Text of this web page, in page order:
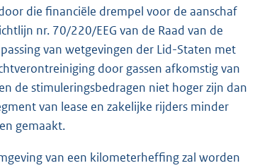
die financiële drempel voor de aanschaf
nr. 70/220/EEG van de Raad van de
van wetgevingen der Lid-Staten met
door gassen afkomstig van
de stimuleringsbedragen niet hoger zijn dan
van lease en zakelijke rijders minder
gemaakt.
van een kilometerheffing zal worden